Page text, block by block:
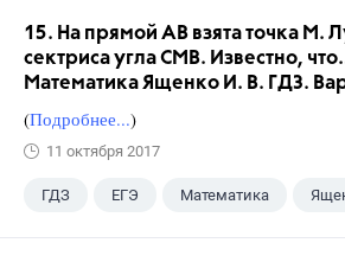
15. На прямой АВ взята точка М.
сектриса угла СМВ. Известно,
Математика Ященко И. В. ГДЗ.
(Подробнее...)
11 октября 2017
ГДЗ ЕГЭ Математика